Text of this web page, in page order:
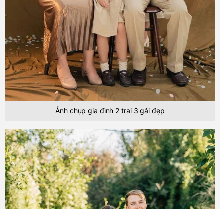
Ảnh chụp gia đình 2 trai 3 gái đẹp